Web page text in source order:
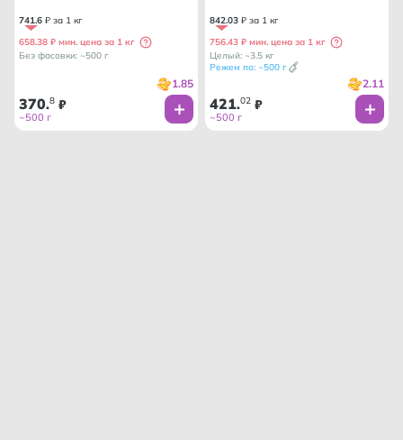
741.6 ₽ за 1 кг
658.38 ₽ мин. цена за 1 кг
Без фасовки: ~500 г
1.85
370.8 ₽
~500 г
842.03 ₽ за 1 кг
756.43 ₽ мин. цена за 1 кг
Целый: ~3.5 кг
Режем по: ~500 г
2.11
421.02 ₽
~500 г